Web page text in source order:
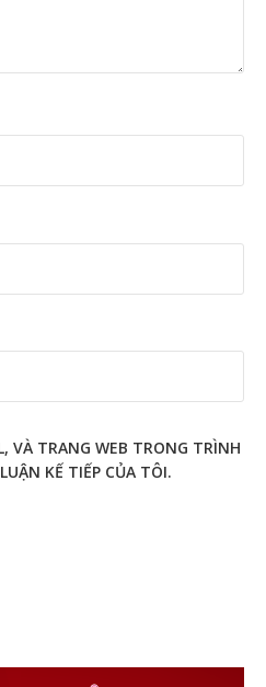
VÀ TRANG WEB TRONG TRÌNH
KẾ TIẾP CỦA TÔI.